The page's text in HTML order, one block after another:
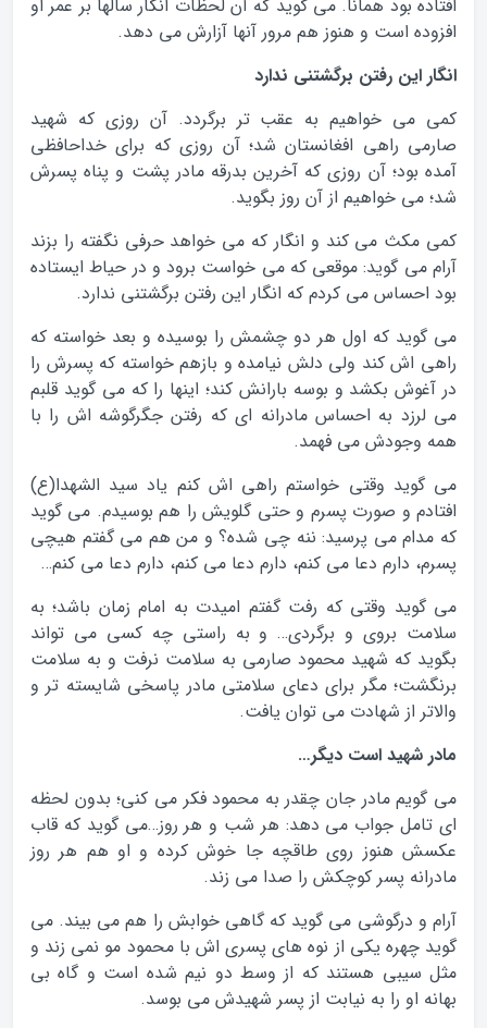
افتاده بود همانا. می گوید که آن لحظات انگار سالها بر عمر او
افزوده است و هنوز هم مرور آنها آزارش می دهد.
انگار این رفتن برگشتنی ندارد
کمی می خواهیم به عقب تر برگردد. آن روزی که شهید
صارمی راهی افغانستان شد؛ آن روزی که برای خداحافظی
آمده بود؛ آن روزی که آخرین بدرقه مادر پشت و پناه پسرش
شد؛ می خواهیم از آن روز بگوید.
کمی مکث می کند و انگار که می خواهد حرفی نگفته را بزند
آرام می گوید: موقعی که می خواست برود و در حیاط ایستاده
بود احساس می کردم که انگار این رفتن برگشتنی ندارد.
می گوید که اول هر دو چشمش را بوسیده و بعد خواسته که
راهی اش کند ولی دلش نیامده و بازهم خواسته که پسرش را
در آغوش بکشد و بوسه بارانش کند؛ اینها را که می گوید قلبم
می لرزد به احساس مادرانه ای که رفتن جگرگوشه اش را با
همه وجودش می فهمد.
می گوید وقتی خواستم راهی اش کنم یاد سید الشهدا(ع)
افتادم و صورت پسرم و حتی گلویش را هم بوسیدم. می گوید
که مدام می پرسید: ننه چی شده؟ و من هم می گفتم هیچی
پسرم، دارم دعا می کنم، دارم دعا می کنم، دارم دعا می کنم…
می گوید وقتی که رفت گفتم امیدت به امام زمان باشد؛ به
سلامت بروی و برگردی… و به راستی چه کسی می تواند
بگوید که شهید محمود صارمی به سلامت نرفت و به سلامت
برنگشت؛ مگر برای دعای سلامتی مادر پاسخی شایسته تر و
والاتر از شهادت می توان یافت.
مادر شهید است دیگر…
می گویم مادر جان چقدر به محمود فکر می کنی؛ بدون لحظه
ای تامل جواب می دهد: هر شب و هر روز…می گوید که قاب
عکسش هنوز روی طاقچه جا خوش کرده و او هم هر روز
مادرانه پسر کوچکش را صدا می زند.
آرام و درگوشی می گوید که گاهی خوابش را هم می بیند. می
گوید چهره یکی از نوه های پسری اش با محمود مو نمی زند و
مثل سیبی هستند که از وسط دو نیم شده است و گاه بی
بهانه او را به نیابت از پسر شهیدش می بوسد.